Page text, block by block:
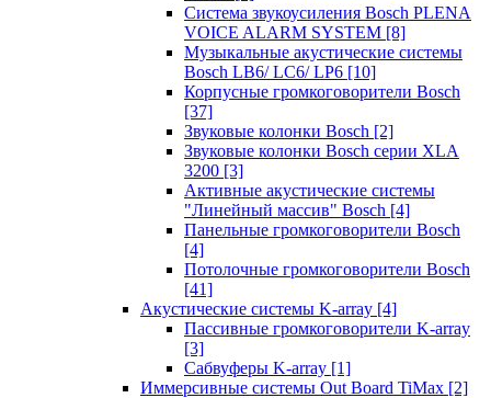
Система звукоусиления Bosch PLENA
VOICE ALARM SYSTEM [8]
Музыкальные акустические системы
Bosch LB6/ LC6/ LP6 [10]
Корпусные громкоговорители Bosch
[37]
Звуковые колонки Bosch [2]
Звуковые колонки Bosch серии XLA
3200 [3]
Активные акустические системы
"Линейный массив" Bosch [4]
Панельные громкоговорители Bosch
[4]
Потолочные громкоговорители Bosch
[41]
Акустические системы K-array [4]
Пассивные громкоговорители K-array
[3]
Сабвуферы K-array [1]
Иммерсивные системы Out Board TiMax [2]